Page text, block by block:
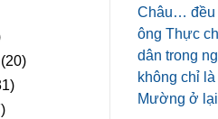
Châu… đều
ông Thực
dân trong
không chỉ
Mường ở
(20)